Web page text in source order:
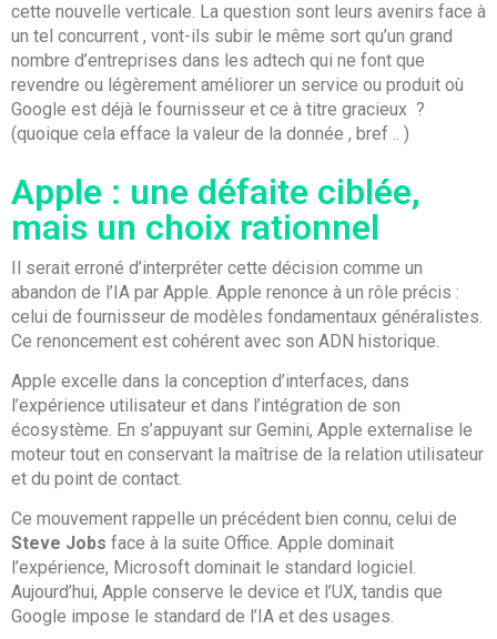
cette nouvelle verticale. La question sont leurs avenirs face à
un tel concurrent , vont-ils subir le même sort qu’un grand
nombre d’entreprises dans les adtech qui ne font que
revendre ou légèrement améliorer un service ou produit où
Google est déjà le fournisseur et ce à titre gracieux ?
(quoique cela efface la valeur de la donnée , bref .. )
Apple : une défaite ciblée,
mais un choix rationnel
Il serait erroné d’interpréter cette décision comme un
abandon de l’IA par Apple. Apple renonce à un rôle précis :
celui de fournisseur de modèles fondamentaux généralistes.
Ce renoncement est cohérent avec son ADN historique.
Apple excelle dans la conception d’interfaces, dans
l’expérience utilisateur et dans l’intégration de son
écosystème. En s’appuyant sur Gemini, Apple externalise le
moteur tout en conservant la maîtrise de la relation utilisateur
et du point de contact.
Ce mouvement rappelle un précédent bien connu, celui de
Steve Jobs face à la suite Office. Apple dominait
l’expérience, Microsoft dominait le standard logiciel.
Aujourd’hui, Apple conserve le device et l’UX, tandis que
Google impose le standard de l’IA et des usages.